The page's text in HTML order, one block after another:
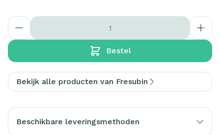
Aantal
Bestel
Bekijk alle producten van Fresubin
Beschikbare leveringsmethoden